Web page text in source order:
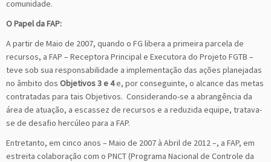
comunidade.
O Papel da FAP:
A partir de Maio de 2007, quando o FG libera a primeira parcela de
recursos, a FAP – Receptora Principal e Executora do Projeto FGTB –
teve sob sua responsabilidade a implementação das ações planejadas
no âmbito dos Objetivos 3 e 4e, por conseguinte, o alcance das metas
contratadas para tais Objetivos. Considerando-se a abrangência da
área de atuação, a escassez de recursos e a reduzida equipe, tratava-
se de desafio hercúleo para a FAP.
Entretanto, em cinco anos – Maio de 2007 à Abril de 2012 –, a FAP, em
estreita colaboração com o PNCT (Programa Nacional de Controle da